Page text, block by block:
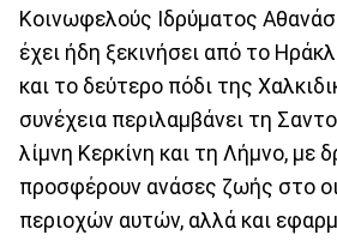
Κοινωφελούς Ιδρύματος
έχει ήδη ξεκινήσει από το
και το δεύτερο πόδι της
συνέχεια περιλαμβάνει τη
λίμνη Κερκίνη και τη Λήμνο, με
προσφέρουν ανάσες ζωής στο
περιοχών αυτών, αλλά και